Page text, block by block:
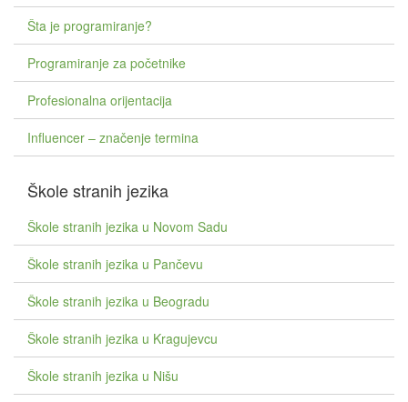
Šta je programiranje?
Programiranje za početnike
Profesionalna orijentacija
Influencer – značenje termina
Škole stranih jezika
Škole stranih jezika u Novom Sadu
Škole stranih jezika u Pančevu
Škole stranih jezika u Beogradu
Škole stranih jezika u Kragujevcu
Škole stranih jezika u Nišu